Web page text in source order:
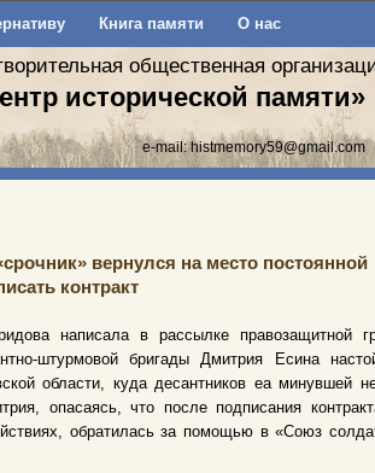
Книга памяти О нас
общественная
исторической памяти»
e-mail:histmemory59@gmail.com
вернулся на место постоянной
контракт
написала в рассылке правозащитной
штурмовой бригады Дмитрия Есина
области, куда десантников еа минувшей
опасаясь, что после подписания
обратилась за помощью в «Союз